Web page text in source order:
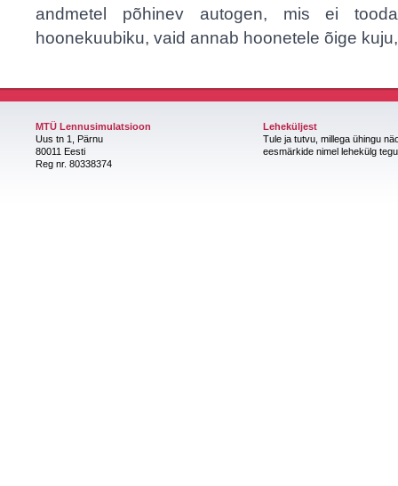
andmetel põhinev autogen, mis ei
hoonekuubiku, vaid annab hoonetele õige
MTÜ Lennusimulatsioon
Uus tn 1, Pärnu
80011 Eesti
Reg nr. 80338374
Leheküljest
Tule ja tutvu, millega ühingu
eesmärkide nimel lehekülg